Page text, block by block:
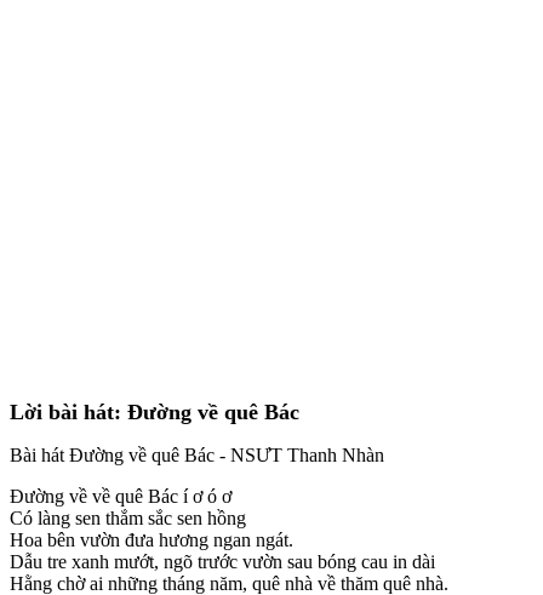
Lời bài hát: Đường về quê Bác
Bài hát Đường về quê Bác - NSƯT Thanh Nhàn
Đường về về quê Bác í ơ ó ơ
Có làng sen thắm sắc sen hồng
Hoa bên vườn đưa hương ngan ngát.
Dẫu tre xanh mướt, ngõ trước vườn sau bóng cau in dài
Hằng chờ ai những tháng năm, quê nhà về thăm quê nhà.